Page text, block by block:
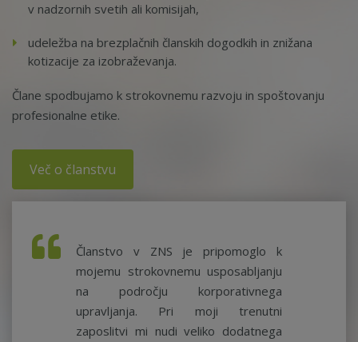
v nadzornih svetih ali komisijah,
udeležba na brezplačnih članskih dogodkih in znižana
kotizacije za izobraževanja.
Člane spodbujamo k strokovnemu razvoju in spoštovanju
profesionalne etike.
Več o članstvu
Članstvo v ZNS je pripomoglo k
mojemu strokovnemu usposabljanju
na področju korporativnega
upravljanja. Pri moji trenutni
zaposlitvi mi nudi veliko dodatnega